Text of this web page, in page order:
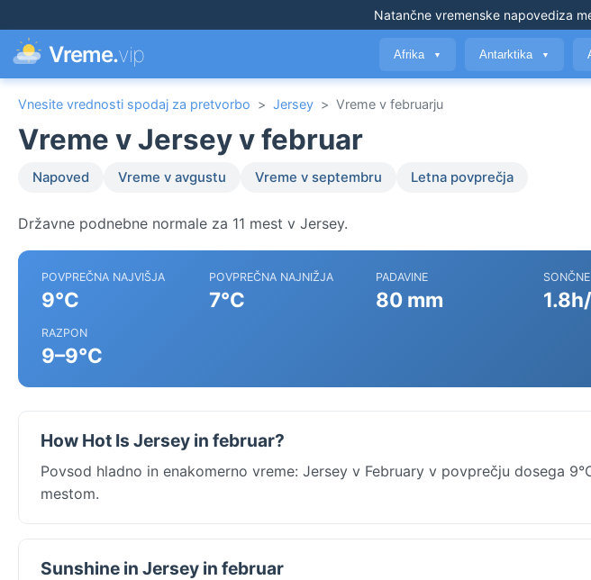
Natančne vremenske napovediza
Vreme.vip Afrika ▼ Antarktika ▼
Vnesite vrednosti spodaj za pretvorbo > Jersey > Vreme v februarju
Vreme v Jersey v februar
Napoved Vreme v avgustu Vreme v septembru Letna povprečja
Državne podnebne normale za 11 mest v Jersey.
POVPREČNA NAJVIŠJA
9°C
POVPREČNA NAJNIŽJA
7°C
PADAVINE
80 mm
RAZPON
9–9°C
How Hot Is Jersey in februar?
Povsod hladno in enakomerno vreme: Jersey v February v povprečju dosega
mestom.
Sunshine in Jersey in februar